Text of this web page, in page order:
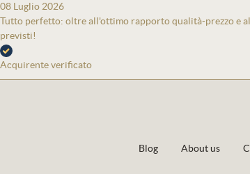
08 Luglio 2026
Tutto perfetto: oltre all'ottimo rapporto qualità-prezzo e
previsti!
Acquirente verificato
Blog About us